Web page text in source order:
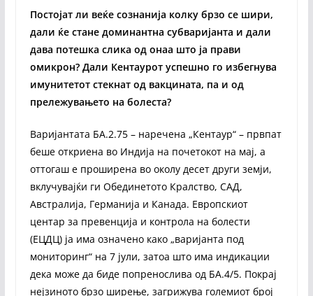
Постојат ли веќе сознанија колку брзо се шири,
дали ќе стане доминантна субваријанта и дали
дава потешка слика од онаа што ја прави
омикрон? Дали Кентаурот успешно го избегнува
имунитетот стекнат од вакцината, па и од
прележувањето на болеста?
Варијантата БA.2.75 – наречена „Кентаур“ – првпат
беше откриена во Индија на почетокот на мај, а
оттогаш е проширена во околу десет други земји,
вклучувајќи ги Обединетото Кралство, САД,
Австралија, Германија и Канада. Европскиот
центар за превенција и контрола на болести
(ЕЦДЦ) ја има означено како „варијанта под
мониторинг“ на 7 јули, затоа што има индикации
дека може да биде попренослива од БА.4/5. Покрај
нејзиното брзо ширење, загрижува големиот број